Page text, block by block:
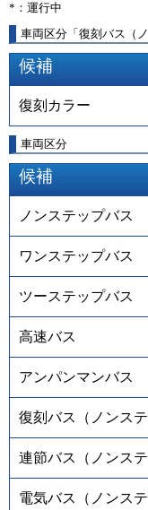
*：運行中
車両区分「復刻バス（
候補
復刻カラー
車両区分
候補
ノンステップバス
ワンステップバス
ツーステップバス
高速バス
アンパンマンバス
復刻バス（ノンステ
連節バス（ノンステ
電気バス（ノンステ